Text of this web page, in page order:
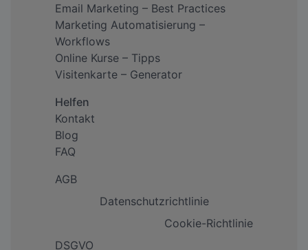
Email Marketing – Best Practices
Marketing Automatisierung –
Workflows
Online Kurse – Tipps
Visitenkarte – Generator
Helfen
Kontakt
Blog
FAQ
AGB
Datenschutzrichtlinie
Cookie-Richtlinie
DSGVO